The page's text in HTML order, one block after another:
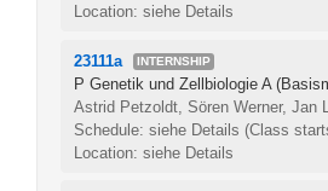
Location: siehe Details
23111a INTERNSHIP
P Genetik und Zellbiologie A
Astrid Petzoldt, Sören Werner, Jan
Schedule: siehe Details (Class
Location: siehe Details